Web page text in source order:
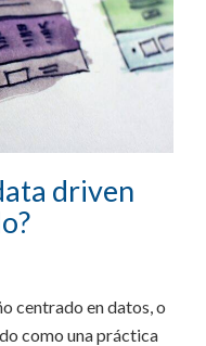
driven
centrado en datos, o
como una práctica